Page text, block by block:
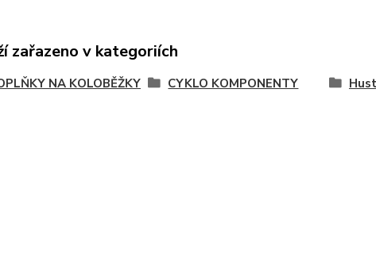
zařazeno v kategoriích
NA KOLOBĚŽKY CYKLO KOMPONENTY